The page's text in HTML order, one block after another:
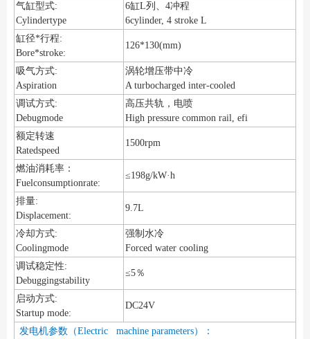
气缸型式:
Cylindertype
6缸L列、4冲程
6cylinder, 4 stroke L
缸径*行程:
Bore*stroke:
126*130(mm)
吸气方式:
Aspiration
涡轮增压带中冷
A turbocharged inter-cooled
调试方式:
Debugmode
高压共轨，电喷
High pressure common rail, efi
额定转速
Ratedspeed
1500rpm
燃油消耗率：
Fuelconsumptionrate:
≤198g/kW·h
排量:
Displacement:
9.7L
冷却方式:
Coolingmode
强制水冷
Forced water cooling
调试稳定性:
Debuggingstability
≤5％
启动方式:
Startup mode:
DC24V
发电机参数（Electric machine parameters）：